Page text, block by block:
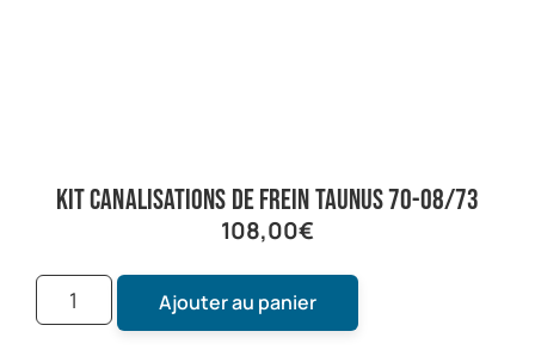
kit canalisations de frein Taunus 70-08/73
108,00€
Ajouter au panier